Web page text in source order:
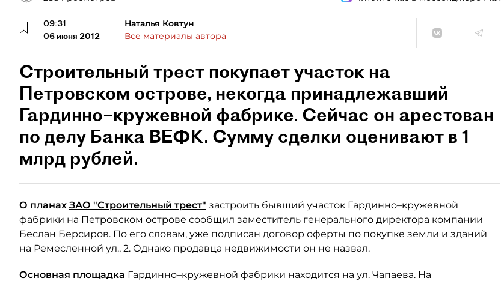
09:31
06 июня 2012
Наталья Ковтун
Все материалы автора
Строительный трест покупает участок на
Петровском острове, некогда принадлежавший
Гардинно–кружевной фабрике. Сейчас он арестован
по делу Банка ВЕФК. Сумму сделки оценивают в 1
млрд рублей.
О планах ЗАО "Строительный трест" застроить бывший участок Гардинно–кружевной
фабрики на Петровском острове сообщил заместитель генерального директора компании
Беслан Берсиров. По его словам, уже подписан договор оферты по покупке земли и зданий
на Ремесленной ул., 2. Однако продавца недвижимости он не назвал.
Основная площадка Гардинно–кружевной фабрики находится на ул. Чапаева. На